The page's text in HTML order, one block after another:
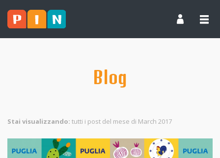
Blog
Stai visualizzando: tutti i post del mese di March 2017